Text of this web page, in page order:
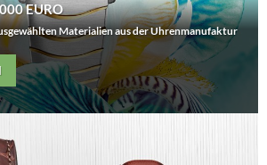
EURO
Materialien aus der Uhrenmanufaktur